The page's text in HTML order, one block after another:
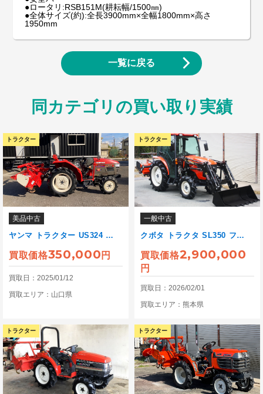
●ロータリ:RSB151M(耕耘幅/1500㎜)
●全体サイズ(約):全長3900mm×全幅1800mm×高さ
1950mm
一覧に戻る
同カテゴリの買い取り実績
トラクター
美品中古
ヤンマ トラクター US324 …
買取価格350,000 円
買取日：2025/01/12
買取エリア：山口県
トラクター
一般中古
クボタ トラクタ SL350 フ…
買取価格2,900,000
円
買取日：2026/02/01
買取エリア：熊本県
トラクター トラクター